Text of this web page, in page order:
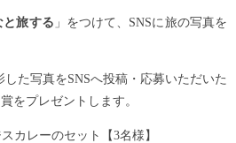
と旅する 」をつけて、SNSに旅の写真を
した写真をSNSへ投稿・応募いただいた
をプレゼントします。
カレーのセット【3名様】